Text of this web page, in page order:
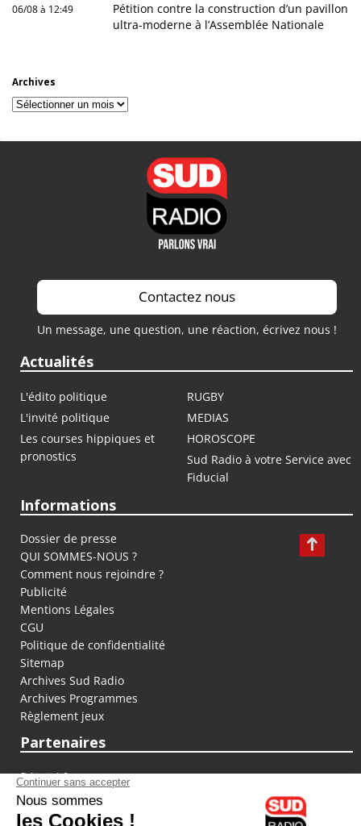
06/08 à 12:49
Pétition contre la construction d’un pavillon
ultra-moderne à l’Assemblée Nationale
Archives
Archives
Contactez nous
Un message, une question, une réaction, écrivez nous !
Actualités
L'édito politique
RUGBY
L'invité politique
MEDIAS
Les courses hippiques et
pronostics
HOROSCOPE
Sud Radio à votre Service avec
Fiducial
Informations
Dossier de presse
QUI SOMMES-NOUS ?
Comment nous rejoindre ?
Publicité
Mentions Légales
CGU
Politique de confidentialité
Sitemap
Archives Sud Radio
Archives Programmes
Règlement jeux
Partenaires
fiducial.fr
lyoncapitale.fr
olympique-et-lyonnais.com